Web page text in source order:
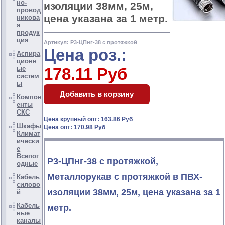
но-
провод
никова
я
продук
ция
Аспира
ционн
ые
систем
ы
Компон
енты
СКС
Шкафы
Климат
ически
е
Всепог
одные
Кабель
силово
й
Кабель
ные
каналы
изоляции 38мм, 25м,
цена указана за 1 метр.
Артикул: Р3-ЦПнг-38 с протяжкой
Цена роз.:
178.11 Руб
Цена крупный опт: 163.86 Руб
Цена опт: 170.98 Руб
Р3-ЦПнг-38 с протяжкой,
Металлорукав с протяжкой в ПВХ-
изоляции 38мм, 25м, цена указана за 1
метр.